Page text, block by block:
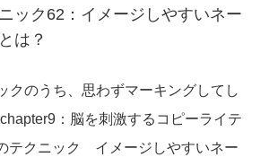
ック62：イメージしやすいネー
は？
クのうち、思わずマーキングしてし
： 脳を刺激するコピーライテ
テクニック イメージしやすいネー